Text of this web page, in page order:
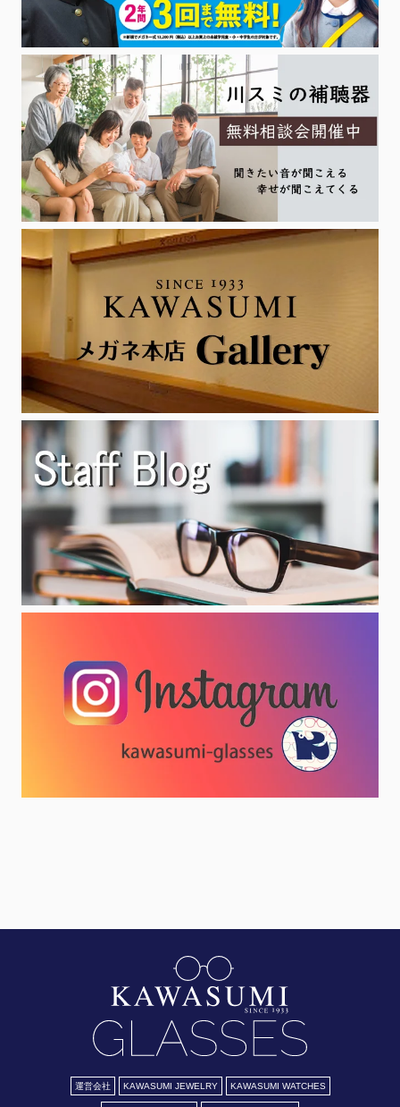
運営会社 KAWASUMI JEWELRY KAWASUMI WATCHES